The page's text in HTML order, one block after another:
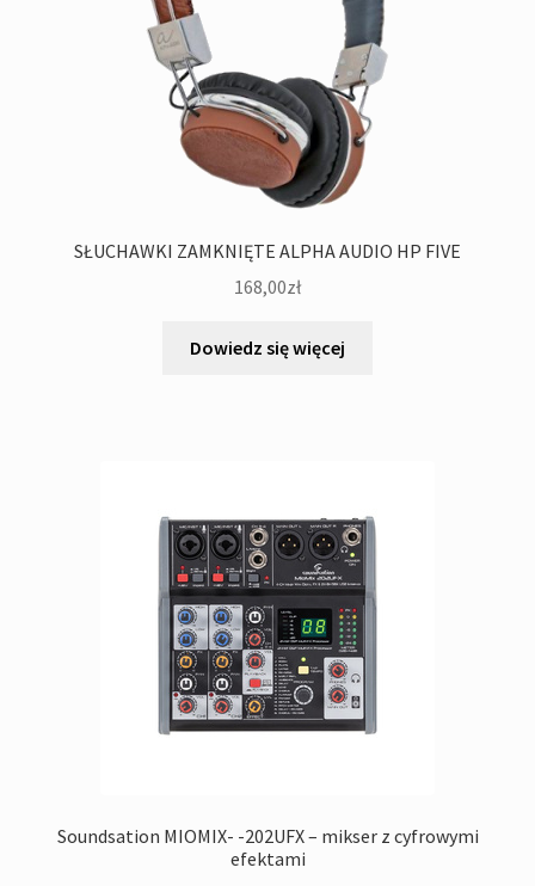
SŁUCHAWKI ZAMKNIĘTE ALPHA AUDIO HP FIVE
168,00zł
Dowiedz się więcej
Soundsation MIOMIX- -202UFX – mikser z cyfrowymi
efektami